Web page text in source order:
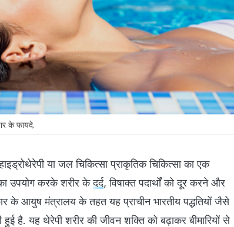
के फायदे.
या जल चिकित्सा प्राकृतिक चिकित्सा का एक
का उपयोग करके शरीर केदर्द, विषाक्त पदार्थों को दूर करने और
के आयुष मंत्रालय के तहत यह प्राचीन भारतीय पद्धतियों जैसे
है. यह थेरेपी शरीर की जीवन शक्ति को बढ़ाकर बीमारियों से